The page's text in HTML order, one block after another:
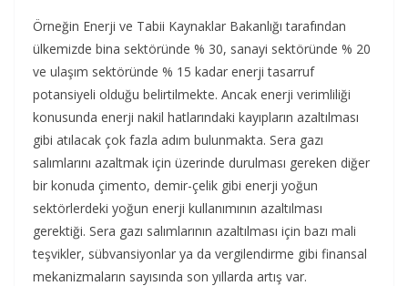
Örneğin Enerji ve Tabii Kaynaklar Bakanlığı tarafından
ülkemizde bina sektöründe % 30, sanayi sektöründe % 20
ve ulaşım sektöründe % 15 kadar enerji tasarruf
potansiyeli olduğu belirtilmekte. Ancak enerji verimliliği
konusunda enerji nakil hatlarındaki kayıpların azaltılması
gibi atılacak çok fazla adım bulunmakta. Sera gazı
salımlarını azaltmak için üzerinde durulması gereken diğer
bir konuda çimento, demir-çelik gibi enerji yoğun
sektörlerdeki yoğun enerji kullanımının azaltılması
gerektiği. Sera gazı salımlarının azaltılması için bazı mali
teşvikler, sübvansiyonlar ya da vergilendirme gibi finansal
mekanizmaların sayısında son yıllarda artış var.